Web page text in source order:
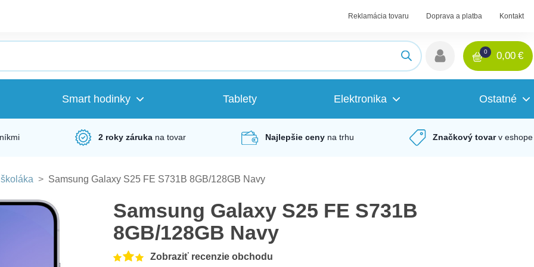
Reklamácia tovaru Doprava a platba Kontakt
0 0,00 €
Smart hodinky Tablety Elektronika Ostatné
2 roky záruka na tovar Najlepšie ceny na trhu Značkový tovar v eshope
> Samsung Galaxy S25 FE S731B 8GB/128GB Navy
Samsung Galaxy S25 FE S731B
8GB/128GB Navy
Zobraziť recenzie obchodu